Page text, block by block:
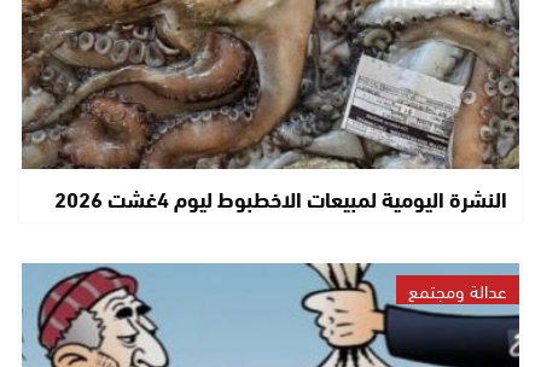
النشرة اليومية لمبيعات الاخطبوط ليوم 4غشت 2026
عدالة ومجتمع